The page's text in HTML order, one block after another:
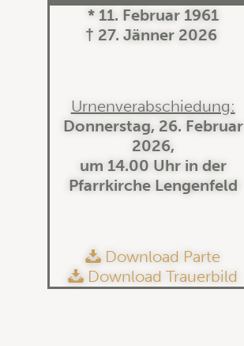
* 11. Februar 1961
† 27. Jänner 2026
Urnenverabschiedung:
Donnerstag, 26. Februar
2026,
um 14.00 Uhr in der
Pfarrkirche Lengenfeld
Download Parte
Download Trauerbild